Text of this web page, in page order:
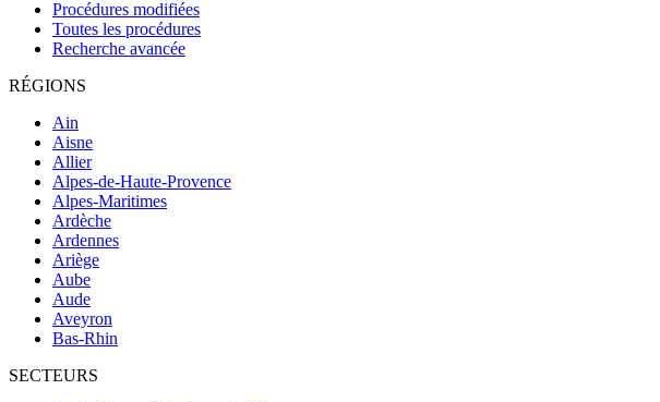
Procédures modifiées
Toutes les procédures
Recherche avancée
RÉGIONS
Ain
Aisne
Allier
Alpes-de-Haute-Provence
Alpes-Maritimes
Ardèche
Ardennes
Ariège
Aube
Aude
Aveyron
Bas-Rhin
SECTEURS